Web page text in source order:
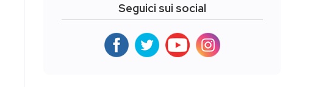
Seguici sui social